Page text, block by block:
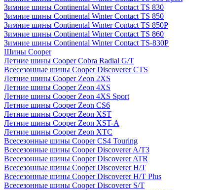
Зимние шины Continental Winter Contact TS 830
Зимние шины Continental Winter Contact TS 850
Зимние шины Continental Winter Contact TS 850P
Зимние шины Continental Winter Contact TS 860
Зимние шины Continental Winter Contact TS-830P
Шины Cooper
Летние шины Cooper Cobra Radial G/T
Всесезонные шины Cooper Discoverer CTS
Летние шины Cooper Zeon 2XS
Летние шины Cooper Zeon 4XS
Летние шины Cooper Zeon 4XS Sport
Летние шины Cooper Zeon CS6
Летние шины Cooper Zeon XST
Летние шины Cooper Zeon XST-A
Летние шины Cooper Zeon XTC
Всесезонные шины Cooper CS4 Touring
Всесезонные шины Cooper Discoverer A/T3
Всесезонные шины Cooper Discoverer ATR
Всесезонные шины Cooper Discoverer H/T
Всесезонные шины Cooper Discoverer H/T Plus
Всесезонные шины Cooper Discoverer S/T